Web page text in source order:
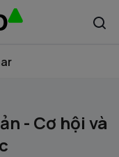
- Cơ hội và